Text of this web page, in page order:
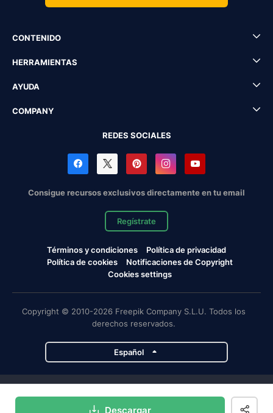
Descargar
CONTENIDO
HERRAMIENTAS
AYUDA
COMPANY
REDES SOCIALES
Consigue recursos exclusivos directamente en tu email
Regístrate
Términos y condiciones
Política de privacidad
Política de cookies
Notificaciones de Copyright
Cookies settings
Copyright © 2010-2026 Freepik Company S.L.U. Todos los
derechos reservados.
Español